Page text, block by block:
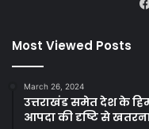
Most Viewed Posts
March 26, 2024
उत्तराखंड समेत देश के
आपदा की दृष्टि से